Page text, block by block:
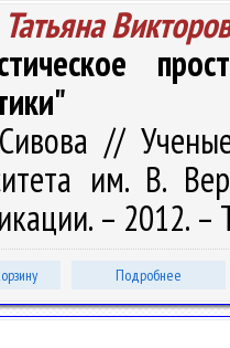
// Ученые
им. В.
– 2012.
Подробнее